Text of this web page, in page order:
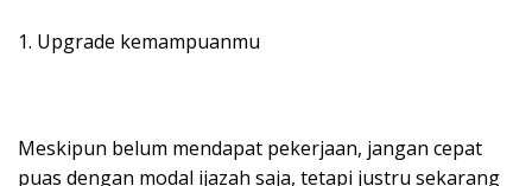
1. Upgrade kemampuanmu
Meskipun belum mendapat pekerjaan, jangan cepat
puas dengan modal ijazah saja, tetapi justru sekarang